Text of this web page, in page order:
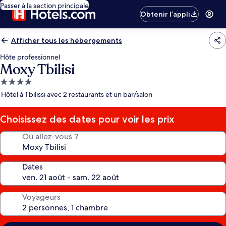
Passer à la section principale
Obtenir l’appli
Afficher tous les hébergements
Hôte professionnel
Moxy Tbilisi
Hébergement
4.0 étoiles
Hôtel à Tbilissi avec 2 restaurants et un bar/salon
Choisissez des dates pour voir les prix
Où allez-vous ?
Dates
Voyageurs